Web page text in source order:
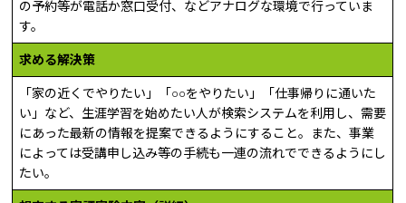
の予約等が電話か窓口受付、などアナログな環境で行っていま
す。
求める解決策
「家の近くでやりたい」「○○をやりたい」「仕事帰りに通いた
い」など、生涯学習を始めたい人が検索システムを利用し、需要
にあった最新の情報を提案できるようにすること。また、事業
によっては受講申し込み等の手続も一連の流れでできるようにし
たい。